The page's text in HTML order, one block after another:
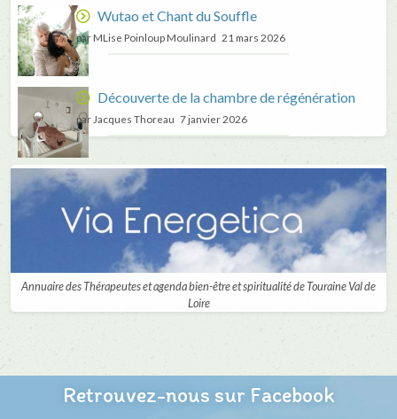
Wutao et Chant du Souffle
par MLise Poinloup Moulinard 21 mars 2026
Découverte de la chambre de régénération
par Jacques Thoreau 7 janvier 2026
Annuaire des Thérapeutes et agenda bien-être et spiritualité de Touraine Val de
Loire
Retrouvez-nous sur Facebook